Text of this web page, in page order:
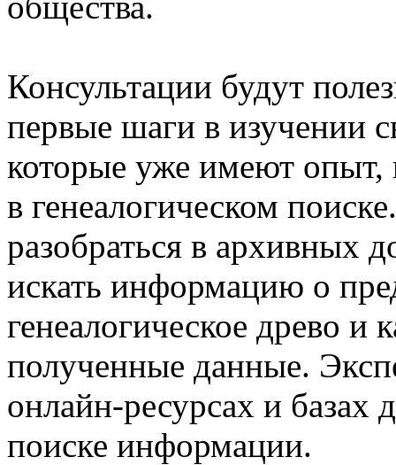
Консультации будут
первые шаги в изучении
которые уже имеют опыт,
в генеалогическом
разобраться в архивных
искать информацию о
генеалогическое древо и
полученные данные.
онлайн-ресурсах и базах
поиске информации.